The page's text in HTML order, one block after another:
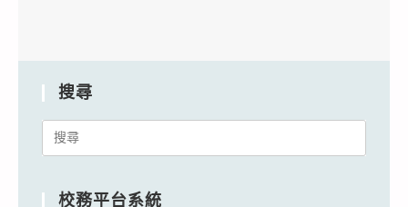
搜尋
Search
校務平台系統